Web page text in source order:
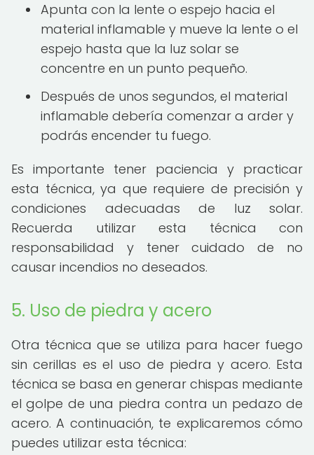
Apunta con la lente o espejo hacia el
material inflamable y mueve la lente o el
espejo hasta que la luz solar se
concentre en un punto pequeño.
Después de unos segundos, el material
inflamable debería comenzar a arder y
podrás encender tu fuego.
Es importante tener paciencia y practicar
esta técnica, ya que requiere de precisión y
condiciones adecuadas de luz solar.
Recuerda utilizar esta técnica con
responsabilidad y tener cuidado de no
causar incendios no deseados.
5. Uso de piedra y acero
Otra técnica que se utiliza para hacer fuego
sin cerillas es el uso de piedra y acero. Esta
técnica se basa en generar chispas mediante
el golpe de una piedra contra un pedazo de
acero. A continuación, te explicaremos cómo
puedes utilizar esta técnica: